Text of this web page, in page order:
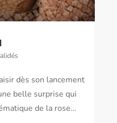
dès son lancement
belle surprise qui
de la rose…